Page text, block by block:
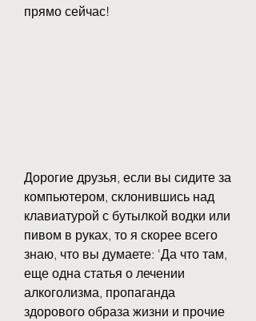
прямо сейчас!
Дорогие друзья, если вы сидите за
компьютером, склонившись над
клавиатурой с бутылкой водки или
пивом в руках, то я скорее всего
знаю, что вы думаете: 'Да что там,
еще одна статья о лечении
алкоголизма, пропаганда
здорового образа жизни и прочие